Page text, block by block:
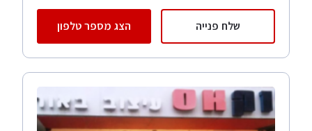
שלח פנייה הצג מספר טלפון